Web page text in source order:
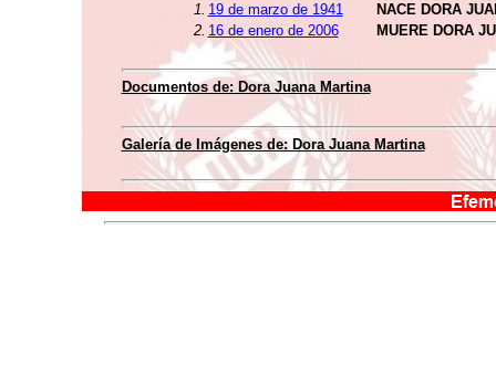
1. 19 de marzo de 1941
NACE DORA
2. 16 de enero de 2006 MUERE DORA
Documentos de: Dora Juana Martina
Galería de Imágenes de: Dora Juana Martina